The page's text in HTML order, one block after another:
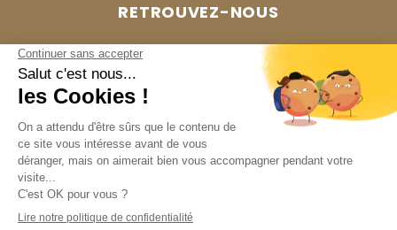
RETROUVEZ-NOUS
ZA de Guibray
OUVERTURE
Horaire d’ouverture au public du lundi au vendredi
de 8h à 12h et de 13h30 à 17h30